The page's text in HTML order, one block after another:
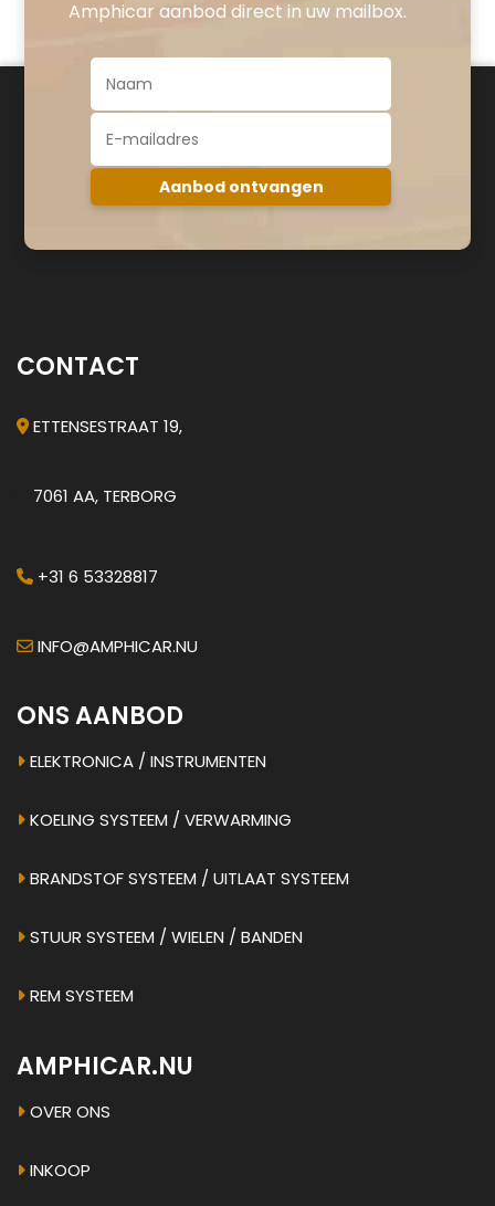
Amphicar aanbod direct in uw mailbox.
CONTACT
ETTENSESTRAAT 19,
7061 AA, TERBORG
+31 6 53328817
INFO@AMPHICAR.NU
ONS AANBOD
ELEKTRONICA / INSTRUMENTEN
KOELING SYSTEEM / VERWARMING
BRANDSTOF SYSTEEM / UITLAAT SYSTEEM
STUUR SYSTEEM / WIELEN / BANDEN
REM SYSTEEM
AMPHICAR.NU
OVER ONS
INKOOP